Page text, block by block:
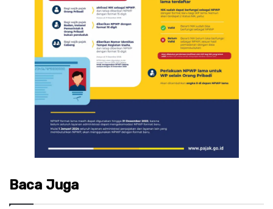
Baca Juga